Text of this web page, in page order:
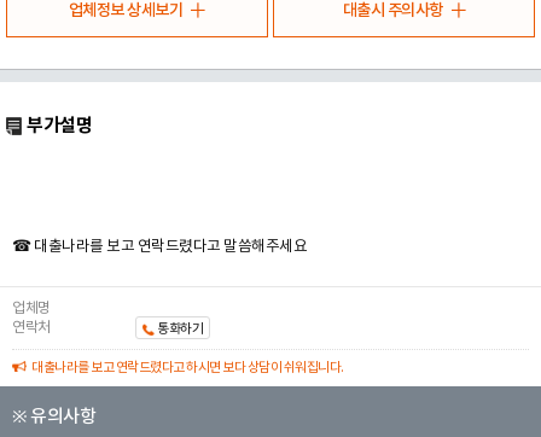
업체정보 상세보기 대출시 주의사항
부가설명
☎ 대출나라를 보고 연락드렸다고 말씀해주세요
업체명
연락처
통화하기
대출나라를 보고 연락드렸다고 하시면 보다 상담이 쉬워집니다.
※ 유의사항